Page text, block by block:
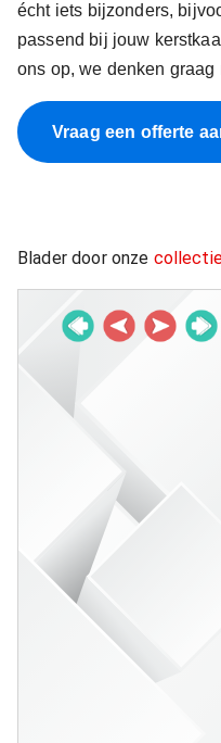
écht iets bijzonders,
passend bij jouw
ons op, we denken graag
Vraag een offerte
Blader door onze